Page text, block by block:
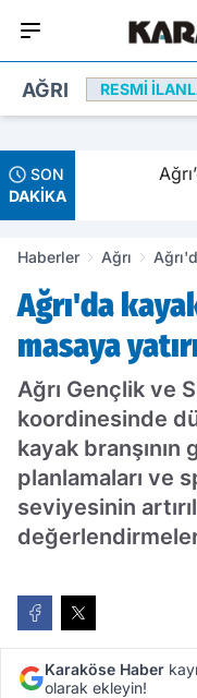
AĞRI RESMI
SON
DAKİKA
Haberler Ağrı
Ağrı'da
masaya
Ağrı Gençlik ve
koordinesinde
kayak
planlamaları ve
seviyesinin
Karaköse Haber
olarak ekleyin!